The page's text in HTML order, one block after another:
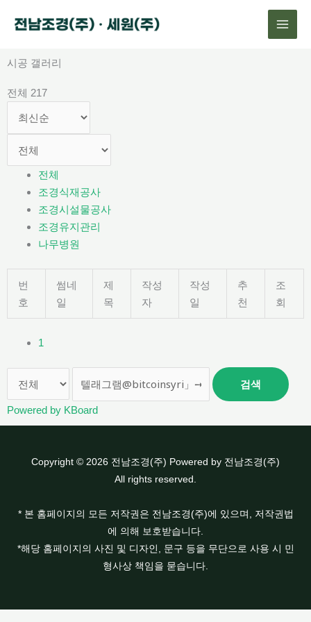
로
너
시공 갤러리
전체 217
전체
조경식재공사
조경시설물공사
조경유지관리
나무병원
번
호
썸네
일
제
목
작성
자
작성
일
추
천
조
회
1
검색
Powered by KBoard
Copyright © 2026 전남조경(주) Powered by 전남조경(주)
All rights reserved.
* 본 홈페이지의 모든 저작권은 전남조경(주)에 있으며, 저작권법
에 의해 보호받습니다.
*해당 홈페이지의 사진 및 디자인, 문구 등을 무단으로 사용 시 민
형사상 책임을 묻습니다.